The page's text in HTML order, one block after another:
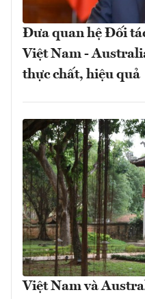
Đưa quan hệ Đối
Việt Nam -
thực chất, hiệu quả
Việt Nam và